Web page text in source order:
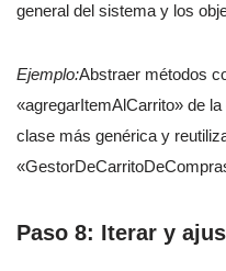
general del sistema y los
Ejemplo:Abstraer métodos
«agregarItemAlCarrito» de
clase más genérica y
Paso 8: Iterar y